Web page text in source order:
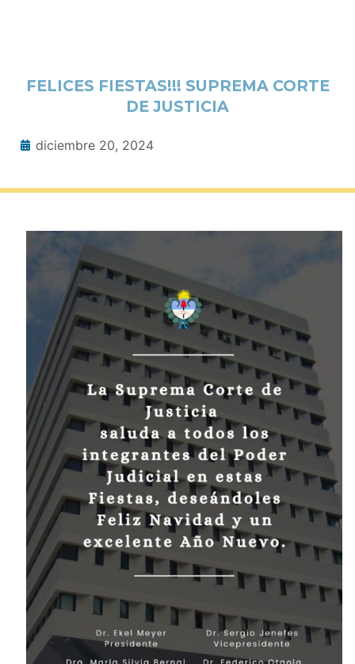
FELICES FIESTAS!!! SUPREMA CORTE
DE JUSTICIA
diciembre 20, 2024